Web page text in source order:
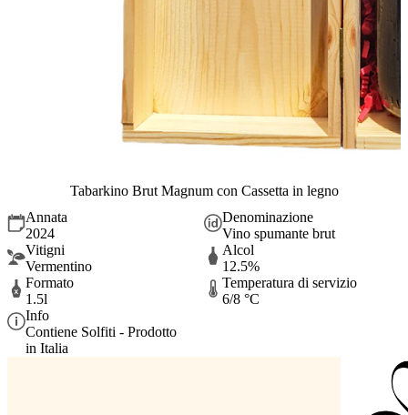
Tabarkino Brut Magnum con Cassetta in legno
Annata
2024
Denominazione
Vino spumante brut
Vitigni
Vermentino
Alcol
12.5%
Formato
1.5l
Temperatura di servizio
6/8 °C
Info
Contiene Solfiti - Prodotto
in Italia